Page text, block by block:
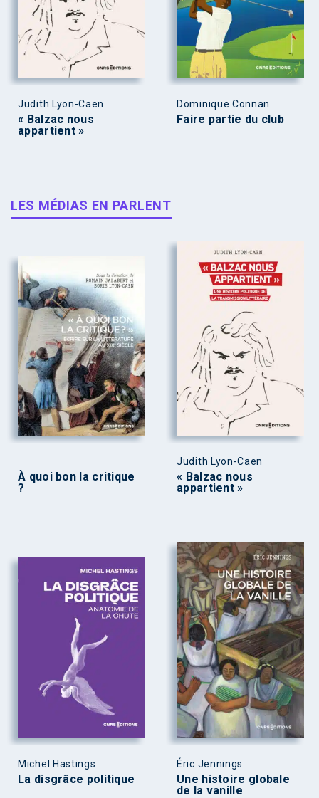
Judith Lyon-Caen
« Balzac nous
appartient »
Dominique Connan
Faire partie du club
LES MÉDIAS EN PARLENT
À quoi bon la critique
?
Judith Lyon-Caen
« Balzac nous
appartient »
Michel Hastings
La disgrâce politique
Éric Jennings
Une histoire globale
de la vanille